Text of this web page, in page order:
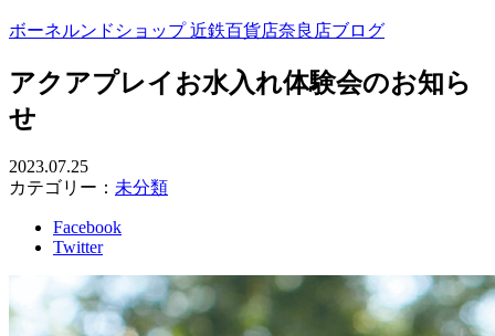
ボーネルンドショップ 近鉄百貨店奈良店ブログ
アクアプレイお水入れ体験会のお知ら
せ
2023.07.25
カテゴリー： 未分類
Facebook
Twitter